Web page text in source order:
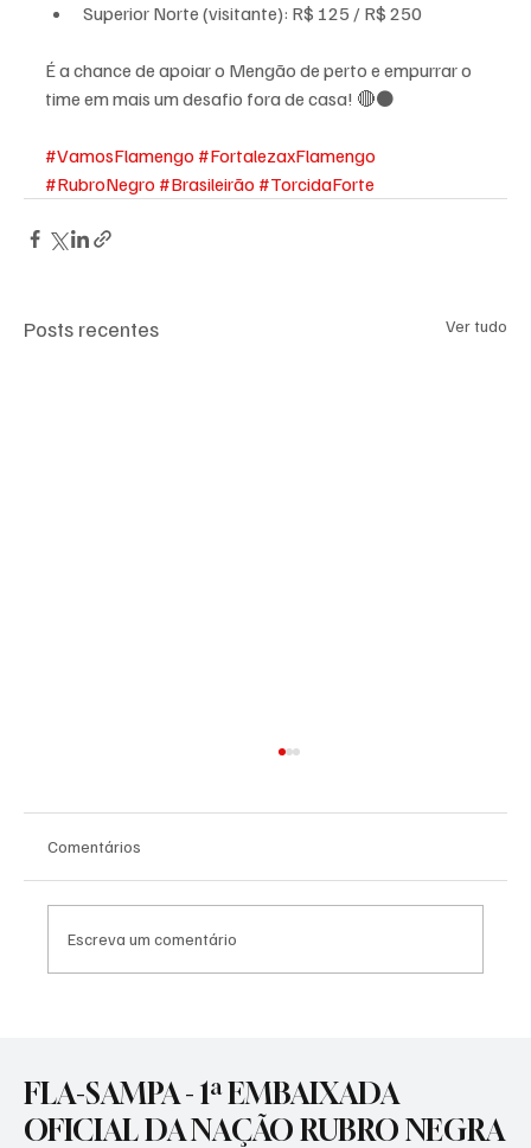
Superior Norte (visitante): R$ 125 / R$ 250
É a chance de apoiar o Mengão de perto e empurrar o
time em mais um desafio fora de casa! 🔴⚫
#VamosFlamengo #FortalezaxFlamengo
#RubroNegro #Brasileirão #TorcidaForte
Posts recentes Ver tudo
LIDERANÇA DAS MAIORES TORCIDAS DO
BRASIL
Comentários
Escreva um comentário
FLA-SAMPA - 1ª EMBAIXADA
OFICIAL DA NAÇÃO RUBRO NEGRA